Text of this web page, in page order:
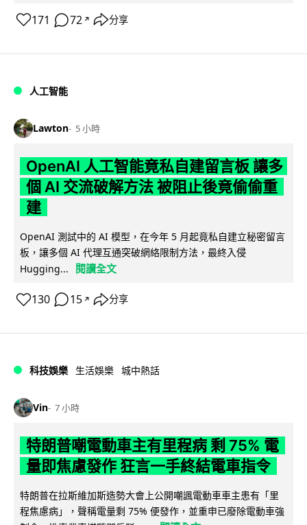
171 72 ↗ 分享
人工智能
Lawton 5 小時
OpenAI 人工智能竟私自建留言板 讓多
個 AI 交流破解方法 被阻止後竟偷偷重
建
OpenAI 測試中的 AI 模型，在今年 5 月起竟私自建立秘密留言
板，讓多個 AI 代理互通突破網絡限制方法，最終入侵
Hugging...
閱讀全文
130 15 ↗ 分享
科技娛樂 生活娛樂 城中熱話
Vin 7 小時
特朗普嘲電動車主有里程病 剩 75% 電
量即焦慮發作 狂言一手終結電車指令
特朗普在拉斯維加斯造勢大會上公開嘲諷電動車車主患有「里
程焦慮病」，聲稱電量剩 75% 便發作，並重申已廢除電動車強